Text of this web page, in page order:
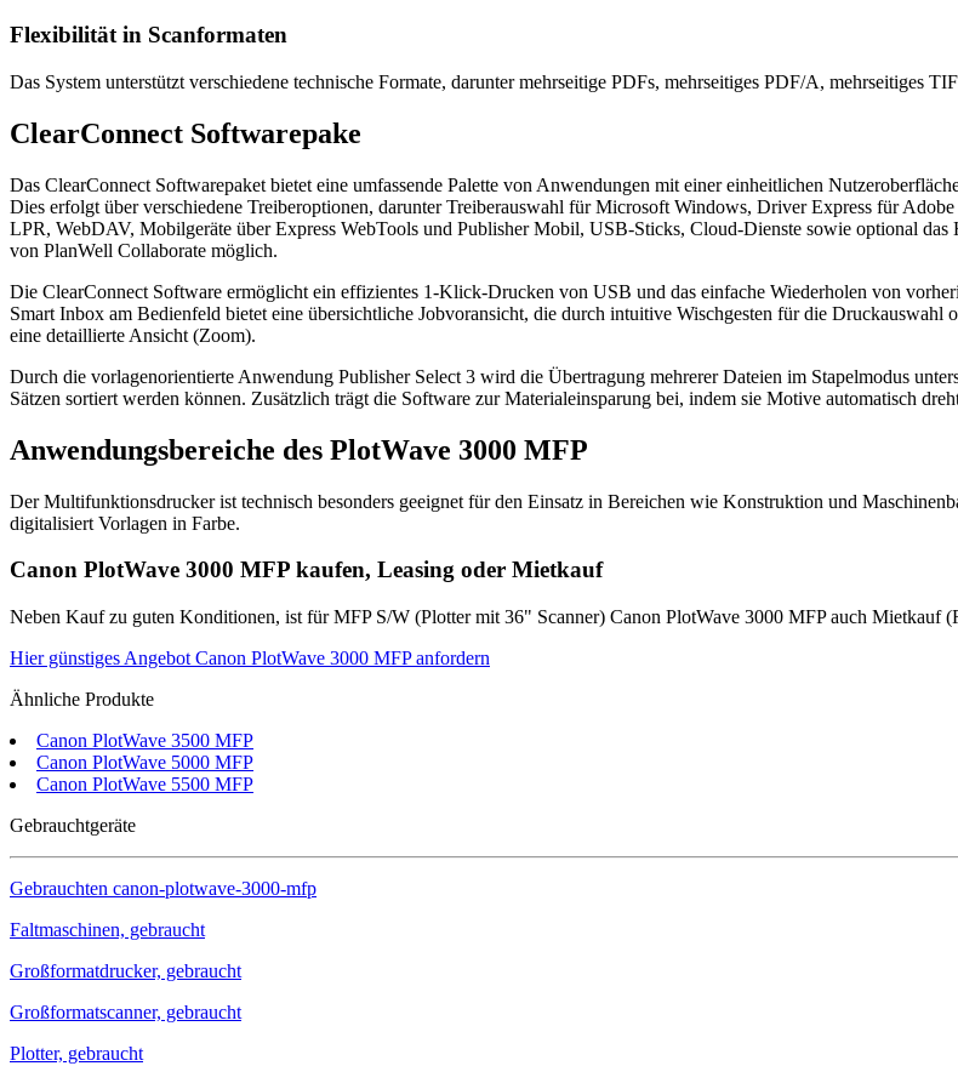
Flexibilität in Scanformaten
Das System unterstützt verschiedene technische Formate, darunter mehrseitige PDFs, mehrseitiges PDF/A, mehrseitiges
ClearConnect Softwarepake
Das ClearConnect Softwarepaket bietet eine umfassende Palette von Anwendungen mit einer einheitlichen
Dies erfolgt über verschiedene Treiberoptionen, darunter Treiberauswahl für Microsoft Windows, Driver Express für
LPR, WebDAV, Mobilgeräte über Express WebTools und Publisher Mobil, USB-Sticks, Cloud-Dienste sowie optional
von PlanWell Collaborate möglich.
Die ClearConnect Software ermöglicht ein effizientes 1-Klick-Drucken von USB und das einfache Wiederholen von
Smart Inbox am Bedienfeld bietet eine übersichtliche Jobvoransicht, die durch intuitive Wischgesten für die
eine detaillierte Ansicht (Zoom).
Durch die vorlagenorientierte Anwendung Publisher Select 3 wird die Übertragung mehrerer Dateien im Stapelmodus
Sätzen sortiert werden können. Zusätzlich trägt die Software zur Materialeinsparung bei, indem sie Motive automatisch
Anwendungsbereiche des PlotWave 3000 MFP
Der Multifunktionsdrucker ist technisch besonders geeignet für den Einsatz in Bereichen wie Konstruktion und
digitalisiert Vorlagen in Farbe.
Canon PlotWave 3000 MFP kaufen, Leasing oder Mietkauf
Neben Kauf zu guten Konditionen, ist für MFP S/W (Plotter mit 36" Scanner) Canon PlotWave 3000 MFP auch Mietkauf
Hier günstiges Angebot Canon PlotWave 3000 MFP anfordern
Ähnliche Produkte
Canon PlotWave 3500 MFP
Canon PlotWave 5000 MFP
Canon PlotWave 5500 MFP
Gebrauchtgeräte
Gebrauchten canon-plotwave-3000-mfp
Faltmaschinen, gebraucht
Großformatdrucker, gebraucht
Großformatscanner, gebraucht
Plotter, gebraucht